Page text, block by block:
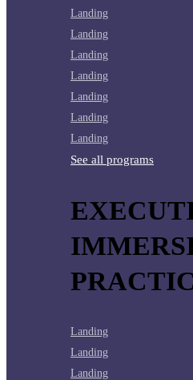
Landing
Landing
Landing
Landing
Landing
Landing
Landing
See all programs
Landing
Landing
Landing